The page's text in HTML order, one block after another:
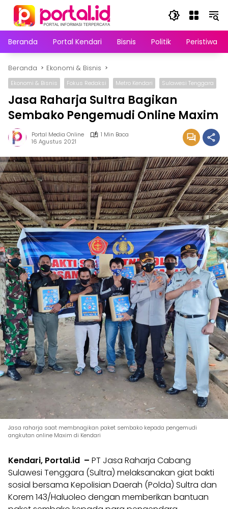
Langsung
konten
Beranda
Portal Kendari Bisnis Politik Peristiwa
Beranda Ekonomi & Bisnis
Ekonomi & Bisnis Fokus Redaksi Metro Kendari Sulawesi Tenggara
Jasa Raharja Sultra Bagikan
Sembako Pengemudi Online Maxim
Portal Media Online
1 Min Baca
16 Agustus 2021
Jasa raharja saat membnagikan paket sembako kepada pengemudi
angkutan online Maxim di Kendari
Kendari, Portal.id – PT Jasa Raharja Cabang
Sulawesi Tenggara (Sultra) melaksanakan giat bakti
sosial bersama Kepolisian Daerah (Polda) Sultra dan
Korem 143/Haluoleo dengan memberikan bantuan